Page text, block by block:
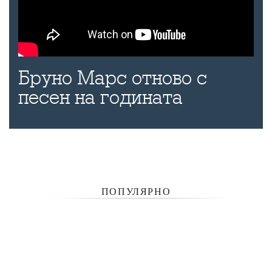
Бруно Марс отново с
песен на годината
ПОПУЛЯРНО